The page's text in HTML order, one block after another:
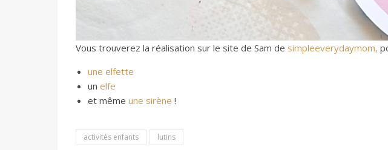
Vous trouverez la réalisation sur le site de Sam de simpleeverydaymom,
une elfette
un elfe
et même une sirène !
activités enfants lutins